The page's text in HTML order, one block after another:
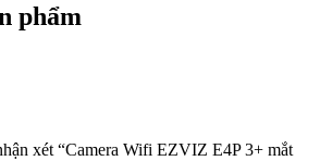
phẩm
xét “Camera Wifi EZVIZ E4P 3+ mắt